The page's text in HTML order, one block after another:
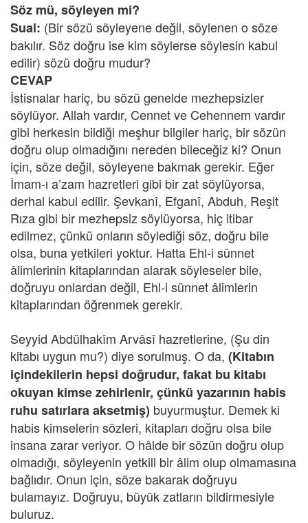
Söz mü, söyleyen mi?
Sual: (Bir sözü söyleyene değil, söylenen o söze
bakılır. Söz doğru ise kim söylerse söylesin kabul
edilir) sözü doğru mudur?
CEVAP
İstisnalar hariç, bu sözü genelde mezhepsizler
söylüyor. Allah vardır, Cennet ve Cehennem vardır
gibi herkesin bildiği meşhur bilgiler hariç, bir sözün
doğru olup olmadığını nereden bileceğiz ki? Onun
için, söze değil, söyleyene bakmak gerekir. Eğer
İmam-ı a’zam hazretleri gibi bir zat söylüyorsa,
derhal kabul edilir. Şevkanî, Efganî, Abduh, Reşit
Rıza gibi bir mezhepsiz söylüyorsa, hiç itibar
edilmez, çünkü onların söylediği söz, doğru bile
olsa, buna yetkileri yoktur. Hatta Ehl-i sünnet
âlimlerinin kitaplarından alarak söyleseler bile,
doğruyu onlardan değil, Ehl-i sünnet âlimlerin
kitaplarından öğrenmek gerekir.
Seyyid Abdülhakîm Arvâsî hazretlerine, (Şu din
kitabı uygun mu?) diye sorulmuş. O da, (Kitabın
içindekilerin hepsi doğrudur, fakat bu kitabı
okuyan kimse zehirlenir, çünkü yazarının habis
ruhu satırlara aksetmiş) buyurmuştur. Demek ki
habis kimselerin sözleri, kitapları doğru olsa bile
insana zarar veriyor. O hâlde bir sözün doğru olup
olmadığı, söyleyenin yetkili bir âlim olup olmamasına
bağlıdır. Onun için, söze bakarak doğruyu
bulamayız. Doğruyu, büyük zatların bildirmesiyle
buluruz.